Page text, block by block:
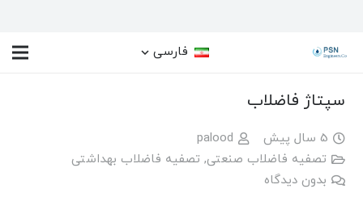
فارسی
سپتاژ فاضلاب
5 سال پیش
palood
تصفیه فاضلاب صنعتی, تصفیه فاضلاب بهداشتی
بدون دیدگاه